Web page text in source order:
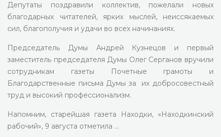
Депутаты поздравили коллектив, пожелали новых
благодарных читателей, ярких мыслей, неиссякаемых
сил, благополучия и удачи во всех начинаниях.
Председатель Думы Андрей Кузнецов и первый
заместитель председателя Думы Олег Серганов вручили
сотрудникам газеты Почетные грамоты и
Благодарственные письма Думы за их добросовестный
труд и высокий профессионализм.
Напомним, старейшая газета Находки, «Находкинский
рабочий», 9 августа отметила …